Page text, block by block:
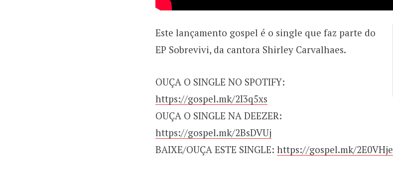
Este lançamento gospel é o single que faz parte do
EP Sobrevivi, da cantora Shirley Carvalhaes.
OUÇA O SINGLE NO SPOTIFY:
https://gospel.mk/2I3q5xs
OUÇA O SINGLE NA DEEZER:
https://gospel.mk/2BsDVUj
BAIXE/OUÇA ESTE SINGLE: https://gospel.mk/2E0VHje